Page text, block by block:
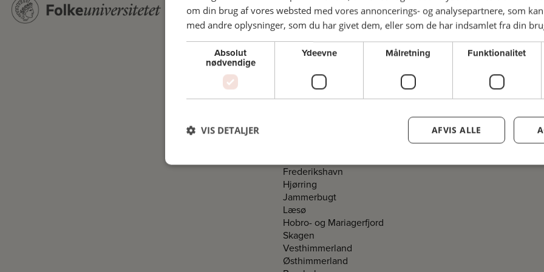
Aalborg
Kroghstræde 3
Aalborg Øst
Tlf. 98167500
Kontakt
Frederikshavn
Hjørring
Jammerbugt
Læsø
Hobro- og Mariagerfjord
Skagen
Vesthimmerland
Østhimmerland
Fakta
Bestyrelse
Programråd
Historie
Folkeuniversitetskomitéer
Lav en komité i dit
Information til komiteer
Login til komitéer
om din brug af vores websted med vores annoncerings- og analysepartnere, som
med andre oplysninger, som du har givet dem, eller som de har indsamlet fra din
Absolut
nødvendige
Ydeevne Målretning Funktionalitet
AFVIS ALLE
VIS DETALJER